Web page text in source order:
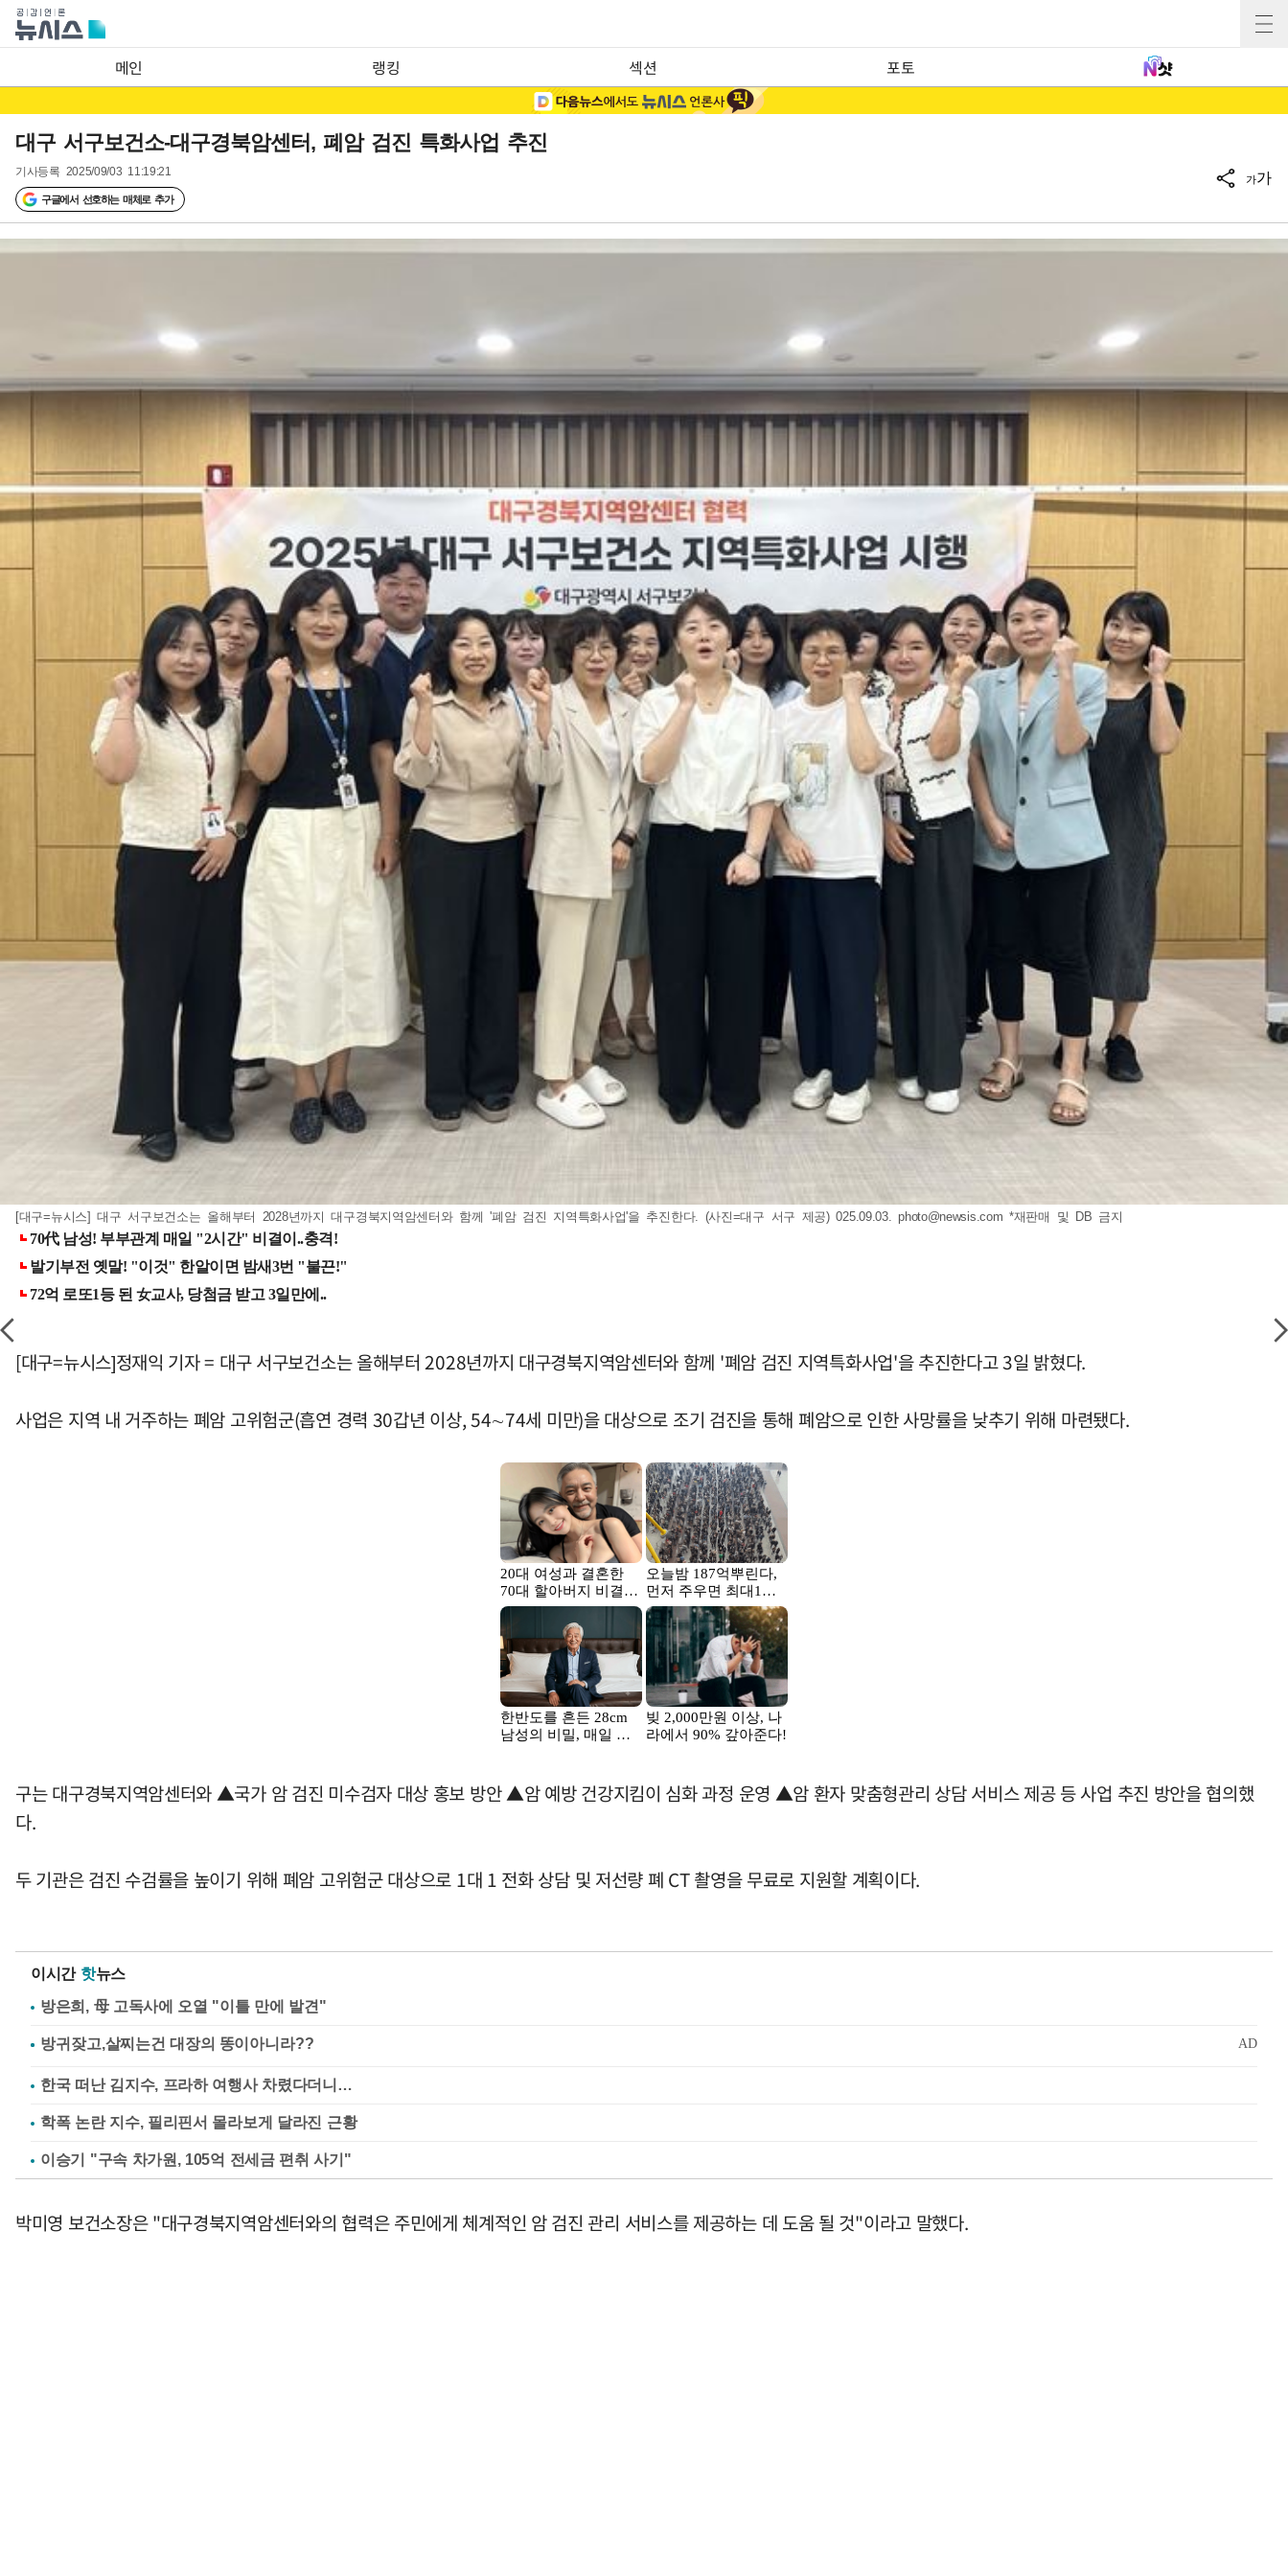
메인 랭킹 섹션 포토
대구 서구보건소-대구경북암센터, 폐암 검진 특화사업 추진
기사등록 2025/09/03 11:19:21
구글에서 선호하는 매체로 추가
가가
[대구=뉴시스] 대구 서구보건소는 올해부터 2028년까지 대구경북지역암센터와 함께 '폐암 검진 지역특화사업'을 추진한다. (사진=대구 서구 제공) 025.09.03.photo@newsis.com *재판매 및 DB 금지
[대구=뉴시스]정재익 기자 = 대구 서구보건소는 올해부터 2028년까지 대구경북지역암센터와 함께 '폐암 검진 지역특화사업'을 추진한다고 3일 밝혔다.
사업은 지역 내 거주하는 폐암 고위험군(흡연 경력 30갑년 이상, 54∼74세 미만)을 대상으로 조기 검진을 통해 폐암으로 인한 사망률을 낮추기 위해 마련됐다.
구는 대구경북지역암센터와 ▲국가 암 검진 미수검자 대상 홍보 방안 ▲암 예방 건강지킴이 심화 과정 운영 ▲암 환자 맞춤형관리 상담 서비스 제공 등 사업 추진 방안을 협의했
다.
두 기관은 검진 수검률을 높이기 위해 폐암 고위험군 대상으로 1대 1 전화 상담 및 저선량 폐 CT 촬영을 무료로 지원할 계획이다.
이시간 핫뉴스
방은희, 母 고독사에 오열 "이틀 만에 발견"
한국 떠난 김지수, 프라하 여행사 차렸다더니…
학폭 논란 지수, 필리핀서 몰라보게 달라진 근황
이승기 "구속 차가원, 105억 전세금 편취 사기"
박미영 보건소장은 "대구경북지역암센터와의 협력은 주민에게 체계적인 암 검진 관리 서비스를 제공하는 데 도움 될 것"이라고 말했다.